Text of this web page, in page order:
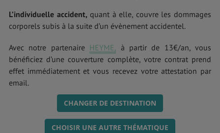
L’individuelle accident,quant à elle, couvre les dommages
corporels subis à la suite d’un évènement accidentel.
Avec notre partenaire HEYME,
à partir de 13€/an, vous
bénéficiez d’une couverture complète, votre contrat prend
effet immédiatement et vous recevez votre attestation par
email.
CHANGER DE DESTINATION
CHOISIR UNE AUTRE THÉMATIQUE